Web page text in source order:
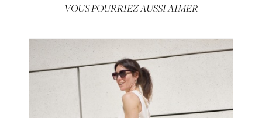
VOUS POURRIEZ AUSSI AIMER